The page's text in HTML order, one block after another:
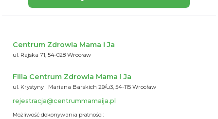
Centrum Zdrowia Mama i Ja
ul. Rajska 71, 54-028 Wrocław
Filia Centrum Zdrowia Mama i Ja
ul. Krystyny i Mariana Barskich 29/u3, 54-115 Wrocław
rejestracja@centrummamaija.pl
Możliwość dokonywania płatności: